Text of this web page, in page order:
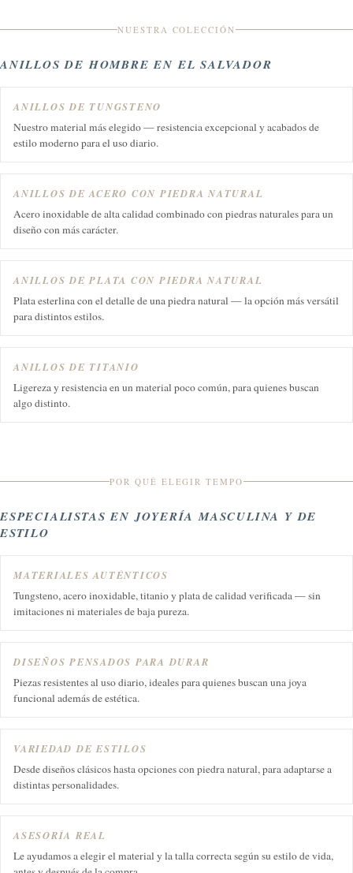
NUESTRA COLECCIÓN
ANILLOS DE HOMBRE EN EL SALVADOR
ANILLOS DE TUNGSTENO
Nuestro material más elegido — resistencia excepcional y acabados de
estilo moderno para el uso diario.
ANILLOS DE ACERO CON PIEDRA NATURAL
Acero inoxidable de alta calidad combinado con piedras naturales para un
diseño con más carácter.
ANILLOS DE PLATA CON PIEDRA NATURAL
Plata esterlina con el detalle de una piedra natural — la opción más versátil
para distintos estilos.
ANILLOS DE TITANIO
Ligereza y resistencia en un material poco común, para quienes buscan
algo distinto.
POR QUÉ ELEGIR TEMPO
ESPECIALISTAS EN JOYERÍA MASCULINA Y DE
ESTILO
MATERIALES AUTÉNTICOS
Tungsteno, acero inoxidable, titanio y plata de calidad verificada — sin
imitaciones ni materiales de baja pureza.
DISEÑOS PENSADOS PARA DURAR
Piezas resistentes al uso diario, ideales para quienes buscan una joya
funcional además de estética.
VARIEDAD DE ESTILOS
Desde diseños clásicos hasta opciones con piedra natural, para adaptarse a
distintas personalidades.
ASESORÍA REAL
Le ayudamos a elegir el material y la talla correcta según su estilo de vida,